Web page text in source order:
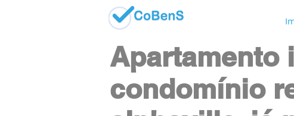
Apartamento
condomínio